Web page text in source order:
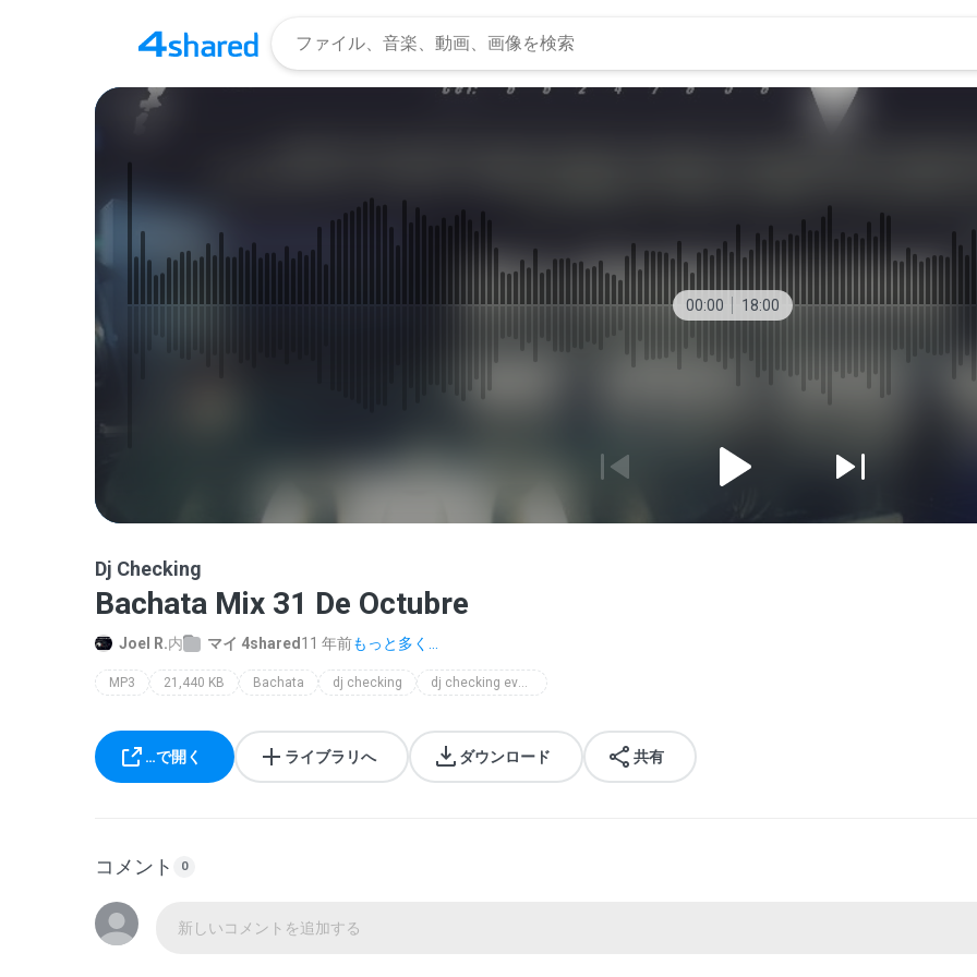
00:00 18:00
Dj Checking
Bachata Mix 31 De Octubre
Joel R.内 マイ 4shared 11 年前もっと多く...
MP3 21,440 KB Bachata dj checking dj checking evolutions
…で開く ライブラリへ ダウンロード 共有
コメント 0
新しいコメントを追加する